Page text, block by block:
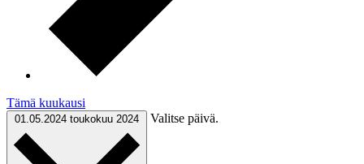
Tämä kuukausi
01.05.2024 toukokuu 2024 Valitse päivä.